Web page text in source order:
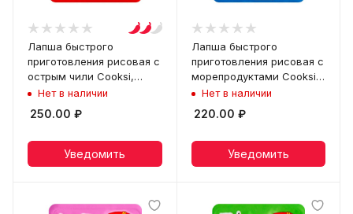
Лапша быстрого
приготовления рисовая с
острым чили Cooksi,
чашка 92 г
Нет в наличии
250.00 ₽
Уведомить
Лапша быстрого
приготовления рисовая с
морепродуктами Cooksi,
чашка 92 г
Нет в наличии
220.00 ₽
Уведомить